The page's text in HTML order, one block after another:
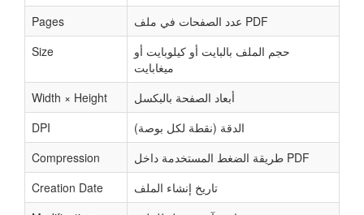
Pages
عدد الصفحات في ملف PDF
Size
حجم الملف بالبايت أو كيلوبايت أو
ميغابايت
Width × Height
أبعاد الصفحة بالبكسل
DPI
الدقة (نقطة لكل بوصة)
Compression
طريقة الضغط المستخدمة داخل PDF
Creation Date
تاريخ إنشاء الملف